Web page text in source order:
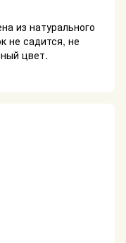
из натурального
не садится, не
цвет.